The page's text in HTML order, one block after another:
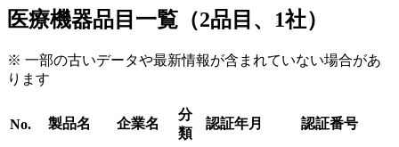
医療機器品目一覧（2品目、1社）
※ 一部の古いデータや最新情報が含まれていない場合があ
ります
No. 製品名 企業名
分
類
認証年月 認証番号